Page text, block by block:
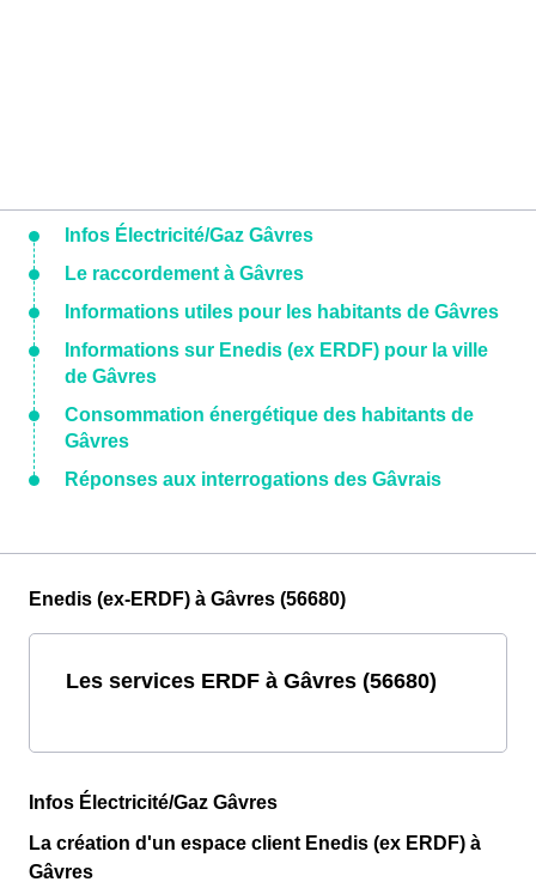
Infos Électricité/Gaz Gâvres
Le raccordement à Gâvres
Informations utiles pour les habitants de Gâvres
Informations sur Enedis (ex ERDF) pour la ville
de Gâvres
Consommation énergétique des habitants de
Gâvres
Réponses aux interrogations des Gâvrais
Enedis (ex-ERDF) à Gâvres (56680)
Les services ERDF à Gâvres (56680)
Infos Électricité/Gaz Gâvres
La création d'un espace client Enedis (ex ERDF) à
Gâvres